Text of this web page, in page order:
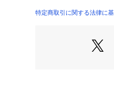
【コーディネート】
合わせのレイヤードス
なります。素材もやわ
特定商取引に関する法律に